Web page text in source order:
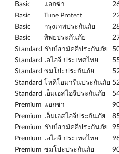
Basic แอกซ่า
Basic
Tune Protect
Basic
กรุงเทพประกันภัย
Basic
ทิพยประกันภัย
Standard ชับบ์สามัคคีประกันภัย
Standard เอไอจี ประเทศไทย
Standard ซมโปะประกันภัย
Standard โทคิโอมารีนประกันภัย
Standard เอ็มเอสไอจีประกันภัย
Premium แอกซ่า
Premium เอ็มเอสไอจีประกันภัย
Premium ชับบ์สามัคคีประกันภัย
Premium เอไอจี ประเทศไทย
Premium ซมโปะประกันภัย